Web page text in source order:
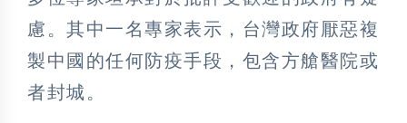
慮。其中一名專家表示，台灣政府厭惡複
製中國的任何防疫手段，包含方艙醫院或
者封城。